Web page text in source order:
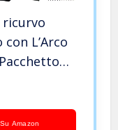
ricurvo
L’Arco
Amazon